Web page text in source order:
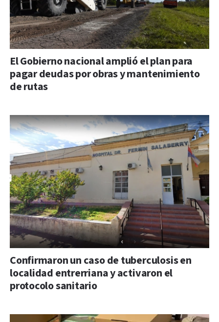
El Gobierno nacional amplió el plan para
pagar deudas por obras y mantenimiento
de rutas
Confirmaron un caso de tuberculosis en
localidad entrerriana y activaron el
protocolo sanitario